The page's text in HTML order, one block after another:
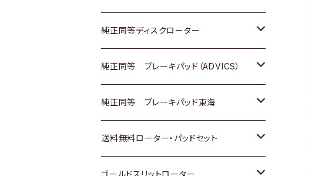
マツダ
三菱
スバル
日野
三菱ふそう
ダイハツ
マツダ
三菱
日野
三菱ふそう
ダイハツ
三菱
日野
三菱ふそう
その他
日産
ダイハツ
マツダ
三菱
スバル
スズキ
日産
いすゞ
ダイハツ
マツダ
日産
いすゞ
ダイハツ
マツダ
三菱
トヨタ
ホンダ
スズキ
日産
ダイハツ
純正同等ディスクローター
トヨタ
ホンダ
スズキ
日産
純正同等 ブレーキパッド（ADVICS）
トヨタ
ホンダ
スズキ
純正同等 ブレーキパッド東海
トヨタ
ホンダ
送料無料ローター・パッドセット
トヨタ
ゴールドスリットローター